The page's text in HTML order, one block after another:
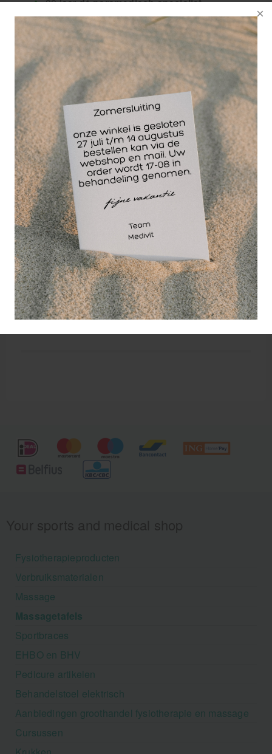
30 jaardé paramedisch specialist
De A1-special clean en care - 150 ml. - voedt en
beschermt. Geschikt voor imitatieleer/leatherlook,
skai en PU-leder.
Oppervlak dun en egaal inspuiten en direct goed
uitwrijven met een schone droge doek. Na een
droogtijd van ± 10 - 15 minuten kan het meubel
weer in gebruik genomen worden.
Vlekbehandeling: De vlek inspuiten en de
oplossing even laten inwerken alvorens op te
nemen met een schone droge doek.
Bij onvoldoende resultaat de behandeling herhalen.
Buiten bereik van kinderen bewaren.
Fysiotherapieproducten
Verbruiksmaterialen
Massage
Massagetafels
Sportbraces
EHBO en BHV
Pedicure artikelen
Behandelstoel elektrisch
Aanbiedingen groothandel fysiotherapie en massage
Cursussen